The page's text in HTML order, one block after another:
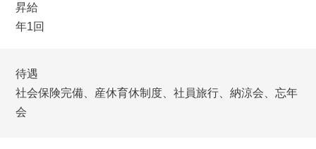
昇給
年1回
待遇
社会保険完備、産休育休制度、社員旅行、納涼会、忘年
会